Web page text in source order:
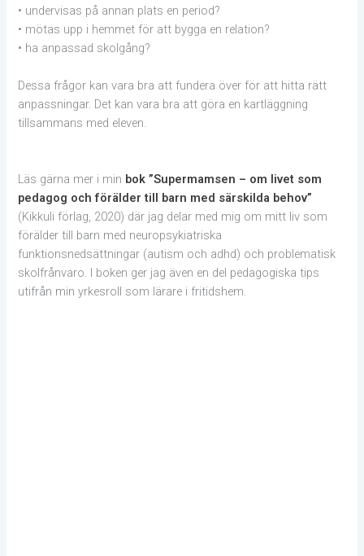
• undervisas på annan plats en period?
• mötas upp i hemmet för att bygga en relation?
• ha anpassad skolgång?
Dessa frågor kan vara bra att fundera över för att hitta rätt
anpassningar. Det kan vara bra att göra en kartläggning
tillsammans med eleven.
Läs gärna mer i min bok ”Supermamsen – om livet som
pedagog och förälder till barn med särskilda behov”
(Kikkuli förlag, 2020) där jag delar med mig om mitt liv som
förälder till barn med neuropsykiatriska
funktionsnedsättningar (autism och adhd) och problematisk
skolfrånvaro. I boken ger jag även en del pedagogiska tips
utifrån min yrkesroll som lärare i fritidshem.